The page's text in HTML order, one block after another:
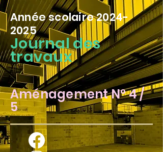
Année scolaire2024-
2025
Journal des
travaux
Aménagement N° 4 /
5